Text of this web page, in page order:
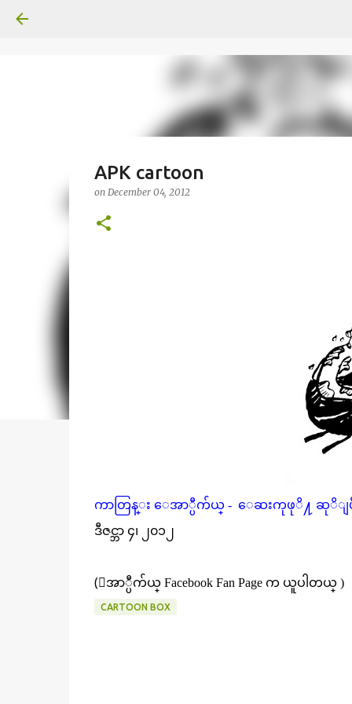
APK cartoon
on December 04, 2012
ကာတြန္း ေအာ္ပီက်ယ္ - ေဆးကုဖုိ႔ ဆုိျပီ
ဒီဇင္ဘာ ၄၊ ၂၀၁၂
(ေအာ္ပီက်ယ္ Facebook Fan Page က ယူပါတယ္ )
CARTOON BOX